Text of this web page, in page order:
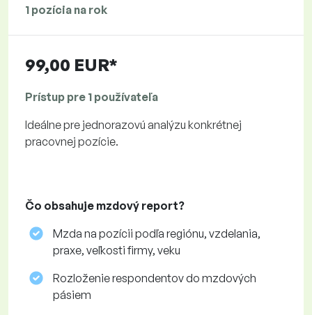
1 pozícia na rok
99,00 EUR*
Prístup pre 1 používateľa
Ideálne pre jednorazovú analýzu konkrétnej
pracovnej pozície.
Čo obsahuje mzdový report?
Mzda na pozícii podľa regiónu, vzdelania,
praxe, veľkosti firmy, veku
Rozloženie respondentov do mzdových
pásiem